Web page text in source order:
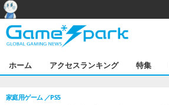
ホーム アクセスランキング 特集
家庭用ゲーム PS5